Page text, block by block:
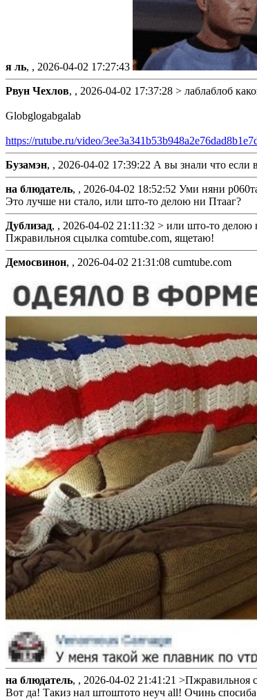
я ль, , 2026-04-02 17:27:43
Рвун Чехлов, , 2026-04-02 17:37:28 > лаблаблоб
Globglogabgalab
https://rutube.ru/video/
Бузамэн, , 2026-04-02 17:39:22 А вы знали что если
на блюдатель, , 2026-04-02 18:52:52 Уми няни
Это лучше ни стало, или што-то делою ни Птааг?
Дублизад, , 2026-04-02 21:11:32 > или што-то делою
Пжравильноя сцылка comtube.com, ящетаю!
Демосвинон, , 2026-04-02 21:31:08 cumtube.com
на блюдатель, , 2026-04-02 21:41:21 >Пжравильноя
Вот да! Такиз нал штоштото неуч all! Очинь